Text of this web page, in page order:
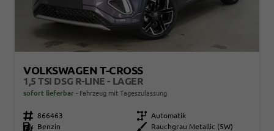
VOLKSWAGEN T-CROSS
1,5 TSI DSG R-LINE - LAGER
sofort lieferbar Fahrzeug mit Tageszulassung
Fahrzeugnr. 866463 Getriebe
Automatik
Kraftstoff
Benzin Außenfarbe
Rauchgrau Metallic (5W)